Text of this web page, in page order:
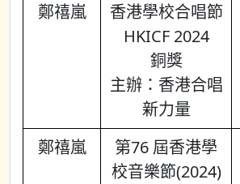
鄭禧嵐
香港學校合唱節
HKICF 2024
銅獎
主辦：香港合唱
新力量
鄭禧嵐
第76 屆香港學
校音樂節(2024)